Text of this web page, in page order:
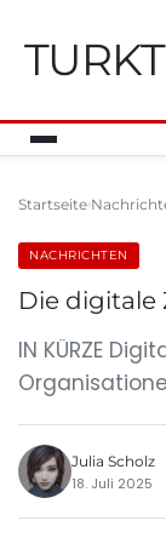
Startseite
NACHRICHTEN
Die digitale
IN KÜRZE
Julia Scholz
18. Juli 2025